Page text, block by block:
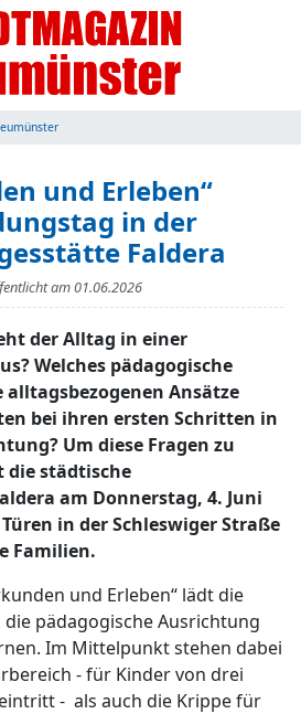
und Erleben“
in der
Faldera
am01.06.2026
der Alltag in einer
Welches pädagogische
alltagsbezogenen Ansätze
bei ihren ersten Schritten in
Um diese Fragen zu
städtische
am Donnerstag, 4. Juni
in der Schleswiger Straße
Familien.
und Erleben“ lädt die
pädagogische Ausrichtung
Im Mittelpunkt stehen dabei
- für Kinder von drei
- als auch die Krippe für